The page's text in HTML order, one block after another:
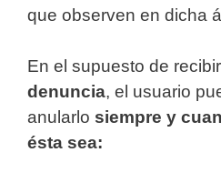
que observen en dicha
En el supuesto de
denuncia, el usuario
anularlo siempre y
ésta sea: